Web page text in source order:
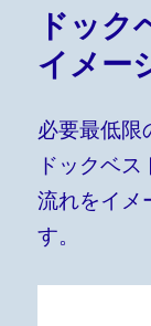
ドッ
イメー
必要最低限
ドックベ
流れをイメ
す。